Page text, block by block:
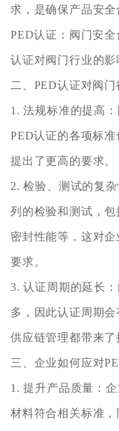
求，是确保产品安
PED认证：阀门安
认证对阀门行业的影
二、PED认证对阀
1. 法规标准的提高
PED认证的各项标
提出了更高的要求。
2. 检验、测试的复
列的检验和测试，包
密封性能等，这对
要求。
3. 认证周期的延长
多，因此认证周期
供应链管理都带来了
三、企业如何应对
1. 提升产品质量：
材料符合相关标准